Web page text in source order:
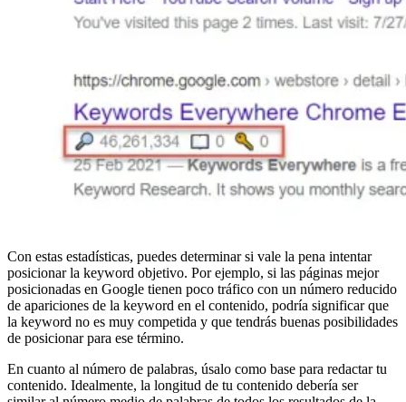
Con estas estadísticas, puedes determinar si vale la pena intentar
posicionar la keyword objetivo. Por ejemplo, si las páginas mejor
posicionadas en Google tienen poco tráfico con un número reducido
de apariciones de la keyword en el contenido, podría significar que
la keyword no es muy competida y que tendrás buenas posibilidades
de posicionar para ese término.
En cuanto al número de palabras, úsalo como base para redactar tu
contenido. Idealmente, la longitud de tu contenido debería ser